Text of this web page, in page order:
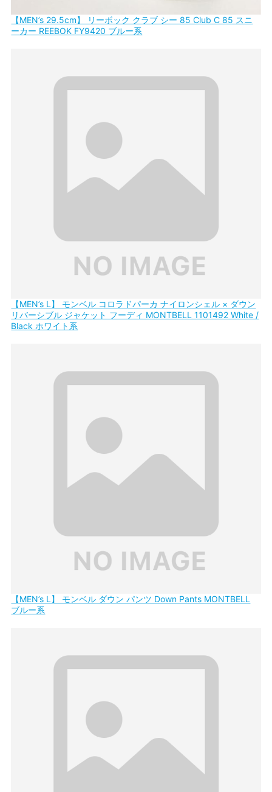
【MEN’s 29.5cm】 リーボック クラブ シー 85 Club C 85 スニ
ーカー REEBOK FY9420 ブルー系
【MEN’s L】 モンベル コロラドパーカ ナイロンシェル × ダウン
リバーシブル ジャケット フーディ MONTBELL 1101492 White /
Black ホワイト系
【MEN’s L】 モンベル ダウン パンツ Down Pants MONTBELL
ブルー系